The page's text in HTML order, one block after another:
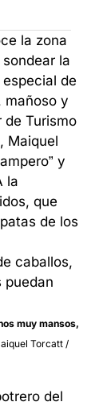
la zona
la
de
mañoso y
de Turismo
Maiquel
y
la
que
de los
muy mansos,
Torcatt /
del